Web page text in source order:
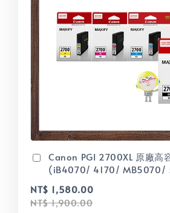
Canon PGI 2700XL 原廠高
(iB4070/ 4170/ MB5070/
NT$ 1,580.00
NT$ 1,900.00